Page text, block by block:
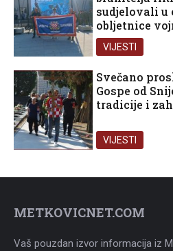
sudjelovali u
obljetnice
operacije Oluja
VIJESTI
Svečano
Gospe od
tradicije i
VIJESTI
METKOVICNET.COM
Vaš pouzdan izvor informacija iz